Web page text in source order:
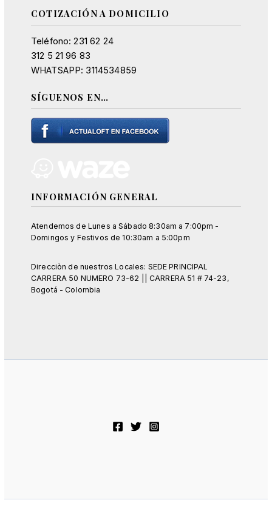
COTIZACIÓN A DOMICILIO
Teléfono: 231 62 24
312 5 21 96 83
WHATSAPP: 3114534859
SÍGUENOS EN…
INFORMACIÓN GENERAL
Atendemos de Lunes a Sábado 8:30am a 7:00pm -
Domingos y Festivos de 10:30am a 5:00pm
Direcciòn de nuestros Locales: SEDE PRINCIPAL
CARRERA 50 NUMERO 73-62 || CARRERA 51 # 74-23,
Bogotá - Colombia